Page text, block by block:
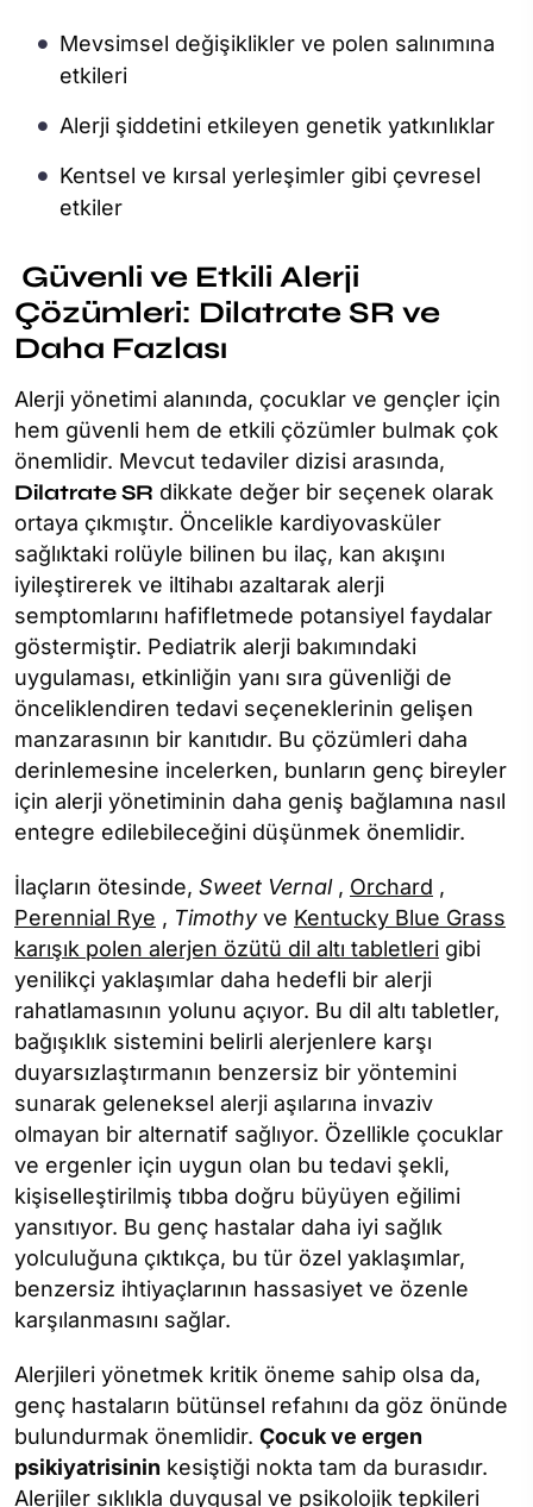
Mevsimsel değişiklikler ve polen salınımına
etkileri
Alerji şiddetini etkileyen genetik yatkınlıklar
Kentsel ve kırsal yerleşimler gibi çevresel
etkiler
Güvenli ve Etkili Alerji
Çözümleri: Dilatrate SR ve
Daha Fazlası
Alerji yönetimi alanında, çocuklar ve gençler için
hem güvenli hem de etkili çözümler bulmak çok
önemlidir. Mevcut tedaviler dizisi arasında,
Dilatrate SR dikkate değer bir seçenek olarak
ortaya çıkmıştır. Öncelikle kardiyovasküler
sağlıktaki rolüyle bilinen bu ilaç, kan akışını
iyileştirerek ve iltihabı azaltarak alerji
semptomlarını hafifletmede potansiyel faydalar
göstermiştir. Pediatrik alerji bakımındaki
uygulaması, etkinliğin yanı sıra güvenliği de
önceliklendiren tedavi seçeneklerinin gelişen
manzarasının bir kanıtıdır. Bu çözümleri daha
derinlemesine incelerken, bunların genç bireyler
için alerji yönetiminin daha geniş bağlamına nasıl
entegre edilebileceğini düşünmek önemlidir.
İlaçların ötesinde, Sweet Vernal, Orchard ,
Perennial Rye , Timothyve Kentucky Blue Grass
karışık polen alerjen özütü dil altı tabletleri gibi
yenilikçi yaklaşımlar daha hedefli bir alerji
rahatlamasının yolunu açıyor. Bu dil altı tabletler,
bağışıklık sistemini belirli alerjenlere karşı
duyarsızlaştırmanın benzersiz bir yöntemini
sunarak geleneksel alerji aşılarına invaziv
olmayan bir alternatif sağlıyor. Özellikle çocuklar
ve ergenler için uygun olan bu tedavi şekli,
kişiselleştirilmiş tıbba doğru büyüyen eğilimi
yansıtıyor. Bu genç hastalar daha iyi sağlık
yolculuğuna çıktıkça, bu tür özel yaklaşımlar,
benzersiz ihtiyaçlarının hassasiyet ve özenle
karşılanmasını sağlar.
Alerjileri yönetmek kritik öneme sahip olsa da,
genç hastaların bütünsel refahını da göz önünde
bulundurmak önemlidir. Çocuk ve ergen
psikiyatrisinin kesiştiği nokta tam da burasıdır.
Alerjiler sıklıkla duygusal ve psikolojik tepkileri